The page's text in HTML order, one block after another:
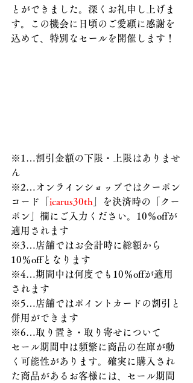
とができました。深くお礼申し上げま
す。この機会に日頃のご愛顧に感謝を
込めて、特別なセールを開催します！
※1…割引金額の下限・上限はありませ
ん
※2…オンラインショップではクーポン
コード「 icarus30th 」を決済時の「クー
ポン」欄にご入力ください。10％offが
適用されます
※3…店舗ではお会計時に総額から
10％offとなります
※4…期間中は何度でも10％offが適用
されます
※5…店舗ではポイントカードの割引と
併用ができます
※6…取り置き・取り寄せについて
セール期間中は頻繁に商品の在庫が動
く可能性があります。確実に購入され
た商品があるお客様には、セール期間